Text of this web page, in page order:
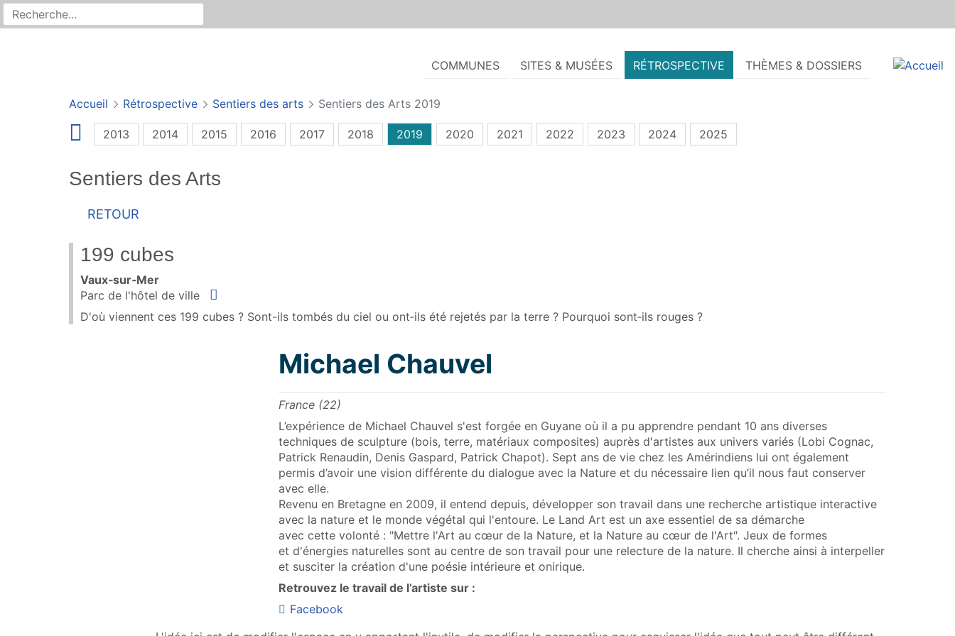
Recherche sur le site
Rechercher
COMMUNES SITES & MUSÉES RÉTROSPECTIVE THÈMES & DOSSIERS
Accueil Rétrospective Sentiers des arts Sentiers des Arts 2019
2013 2014 2015 2016 2017 2018 2019 2020 2021 2022 2023 2024 2025
Sentiers des Arts
Retour
199 cubes
Vaux‑sur‑Mer
Parc de l'hôtel de ville
Situer
D'où viennent ces 199 cubes ? Sont-ils tombés du ciel ou ont‑ils été rejetés par la terre ? Pourquoi sont‑ils rouges ?
Michael Chauvel
France (22)
L’expérience de Michael Chauvel s'est forgée en Guyane où il a pu apprendre pendant 10 ans diverses
techniques de sculpture (bois, terre, matériaux composites) auprès d'artistes aux univers variés (Lobi Cognac,
Patrick Renaudin, Denis Gaspard, Patrick Chapot). Sept ans de vie chez les Amérindiens lui ont également
permis d’avoir une vision différente du dialogue avec la Nature et du nécessaire lien qu’il nous faut conserver
avec elle.
Revenu en Bretagne en 2009, il entend depuis, développer son travail dans une recherche artistique interactive
avec la nature et le monde végétal qui l'entoure. Le Land Art est un axe essentiel de sa démarche
avec cette volonté : "Mettre l'Art au cœur de la Nature, et la Nature au cœur de l'Art". Jeux de formes
et d'énergies naturelles sont au centre de son travail pour une relecture de la nature. Il cherche ainsi à interpeller
et susciter la création d'une poésie intérieure et onirique.
Retrouvez le travail de l’artiste sur :
Facebook